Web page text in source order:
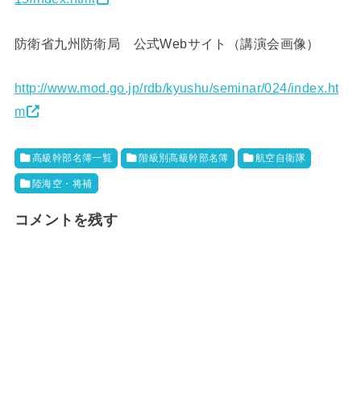
防衛省九州防衛局 公式Webサイト（講演会画像）
http://www.mod.go.jp/rdb/kyushu/seminar/024/index.ht
m
高級幹部名簿一覧 階級別高級幹部名簿 航空自衛隊
陸海空・将補
コメントを残す